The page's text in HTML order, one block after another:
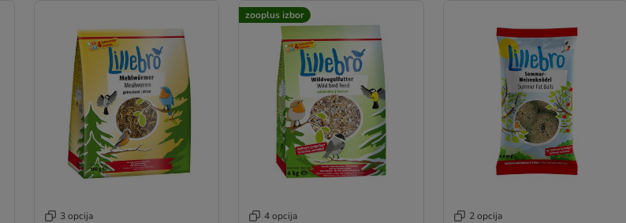
3 opcija
zooplus izbor
4 opcija 2 opcija